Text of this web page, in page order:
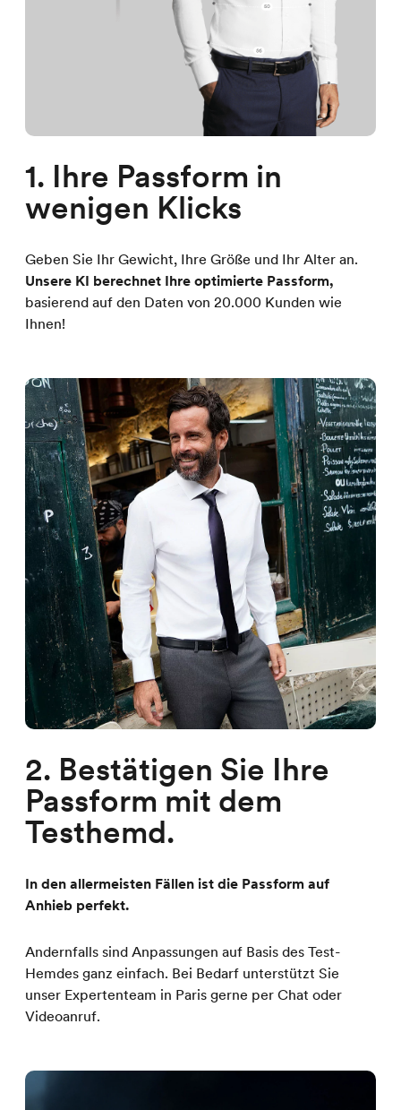
1. Ihre Passform in
wenigen Klicks
Geben Sie Ihr Gewicht, Ihre Größe und Ihr Alter an.
Unsere KI berechnet Ihre optimierte Passform,
basierend auf den Daten von 20.000 Kunden wie
Ihnen!
2. Bestätigen Sie Ihre
Passform mit dem
Testhemd.
In den allermeisten Fällen ist die Passform auf
Anhieb perfekt.
Andernfalls sind Anpassungen auf Basis des Test-
Hemdes ganz einfach. Bei Bedarf unterstützt Sie
unser Expertenteam in Paris gerne per Chat oder
Videoanruf.